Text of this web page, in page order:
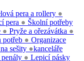
pera a rollery ●
pera ●
● Pryže a ořezávátka ●
potřeb ●
Školní potřeby
sešity ●
●
Organizace
kanceláře
Lepicí pásky